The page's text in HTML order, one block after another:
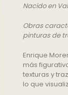
Nacido en
Obras
pinturas de
Enrique
más
texturas y
lo que